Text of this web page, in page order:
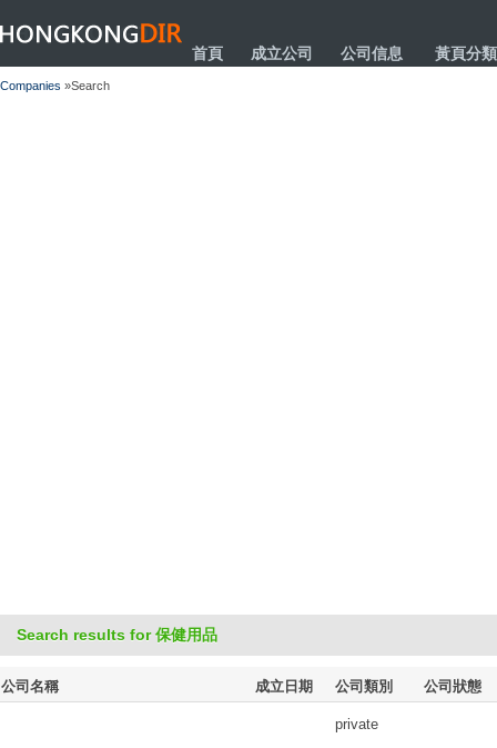
HONGKONGDIR
首頁 成立公司 公司信息 黃頁分類
Companies »Search
Search results for 保健用品
公司名稱 成立日期 公司類別 公司狀態
private